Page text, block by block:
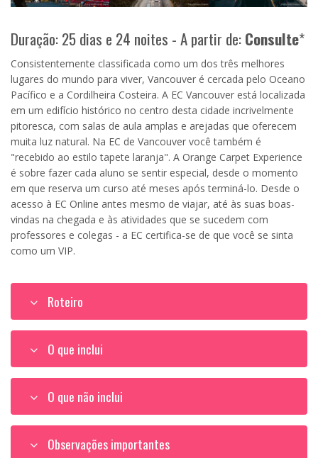
Duração: 25 dias e 24 noites - A partir de:Consulte*
Consistentemente classificada como um dos três melhores
lugares do mundo para viver, Vancouver é cercada pelo Oceano
Pacífico e a Cordilheira Costeira. A EC Vancouver está localizada
em um edifício histórico no centro desta cidade incrivelmente
pitoresca, com salas de aula amplas e arejadas que oferecem
muita luz natural. Na EC de Vancouver você também é
"recebido ao estilo tapete laranja". A Orange Carpet Experience
é sobre fazer cada aluno se sentir especial, desde o momento
em que reserva um curso até meses após terminá-lo. Desde o
acesso à EC Online antes mesmo de viajar, até às suas boas-
vindas na chegada e às atividades que se sucedem com
professores e colegas - a EC certifica-se de que você se sinta
como um VIP.
Roteiro
O que inclui
O que não inclui
Observações importantes